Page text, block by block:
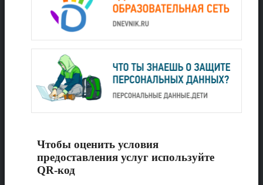
Чтобы оценить условия
предоставления услуг используйте
QR-код